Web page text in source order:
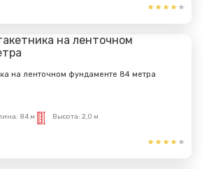
на ленточном фундаменте 84 метра
84 м Высота: 2,0 м